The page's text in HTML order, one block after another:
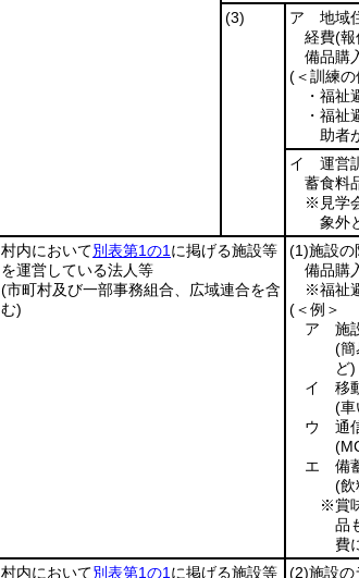
(3)
ア 地域
経費(報
備品購
(＜訓練の
・福祉
・福
助者
イ 運営
蓄食料
※見学
象外
村内において別表第1の1 に掲げる施設等
を運営している法人等
(市町村及び一部事務組合、広域連合を含
む)
(1)施設の
備品購
※福祉
(＜例＞
ア 施
(簡
ど)
イ 移
(
ウ 通
エ 備
(
※賞
品
費
村内において別表第1の1 に掲げる施設等
(2)施設の